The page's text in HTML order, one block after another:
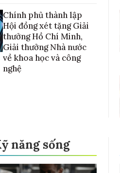
Chính phủ thành lập
Hội đồng xét tặng Giải
thưởng Hồ Chí Minh,
Giải thưởng Nhà nước
về khoa học và công
nghệ
năng sống